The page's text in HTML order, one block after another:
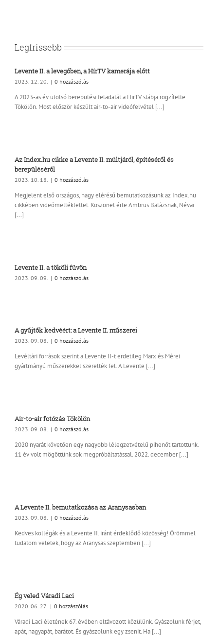
Legfrissebb
Levente II. a levegőben, a HírTV kamerája előtt
2023. 12. 20. | 0 hozzászólás
A 2023-as év utolsó berepülési feladatát a HirTV stábja rögzítette
Tökölön. Most először készült air-to-air videófelvétel [...]
Az Index.hu cikke a Levente II. múltjáról, építéséről és
berepüléséről
2023. 10. 18. | 0 hozzászólás
Megjelent első országos, nagy elérésű bemutatkozásunk az Index.hu
cikkében videómelléklettel. Köszönet érte Ambrus Balázsnak, Névai
[...]
Levente II. a tököli füvön
2023. 09. 09. | 0 hozzászólás
A gyűjtők kedvéért: a Levente II. műszerei
2023. 09. 08. | 0 hozzászólás
Levéltári források szerint a Levente II-t erdetileg Marx és Mérei
gyártmányú műszerekkel szerelték fel. A Levente [...]
Air-to-air fotózás Tökölön
2023. 09. 08. | 0 hozzászólás
2020 nyarát követően egy nagyobb lélegzetvételű pihenőt tartottunk.
11 év volt mögöttünk sok megpróbáltatással. 2022. december [...]
A Levente II. bemutatkozása az Aranysasban
2023. 09. 08. | 0 hozzászólás
Kedves kollégák és a Levente II. iránt érdeklődő közösség! Örömmel
tudatom veletek, hogy az Aranysas szeptemberi [...]
Ég veled Váradi Laci
2020. 06. 27. | 0 hozzászólás
Váradi Laci életének 67. évében eltávozott közülünk. Gyászolunk férjet,
apát, nagyapát, barátot. És gyászolunk egy zsenit. Ha [...]